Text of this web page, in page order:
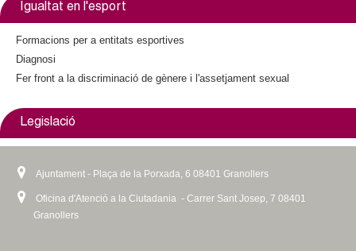
Igualtat en l'esport
Formacions per a entitats esportives
Diagnosi
Fer front a la discriminació de gènere i l'assetjament sexual
Legislació
Ajuntament - Plaça de la Porxada, 6 08401 Granollers
Oficina d'Atenció a la Ciutadania - Carrer Sant Josep, 7 08401
Granollers